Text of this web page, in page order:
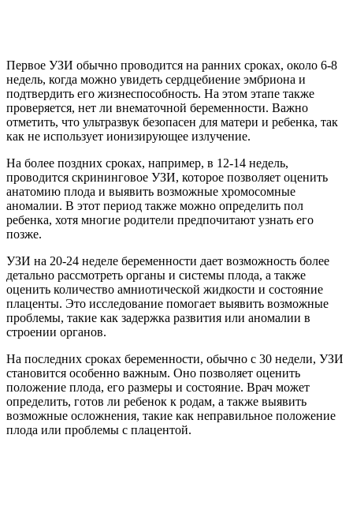
Первое УЗИ обычно проводится на ранних сроках, около 6-8
недель, когда можно увидеть сердцебиение эмбриона и
подтвердить его жизнеспособность. На этом этапе также
проверяется, нет ли внематочной беременности. Важно
отметить, что ультразвук безопасен для матери и ребенка, так
как не использует ионизирующее излучение.
На более поздних сроках, например, в 12-14 недель,
проводится скрининговое УЗИ, которое позволяет оценить
анатомию плода и выявить возможные хромосомные
аномалии. В этот период также можно определить пол
ребенка, хотя многие родители предпочитают узнать его
позже.
УЗИ на 20-24 неделе беременности дает возможность более
детально рассмотреть органы и системы плода, а также
оценить количество амниотической жидкости и состояние
плаценты. Это исследование помогает выявить возможные
проблемы, такие как задержка развития или аномалии в
строении органов.
На последних сроках беременности, обычно с 30 недели, УЗИ
становится особенно важным. Оно позволяет оценить
положение плода, его размеры и состояние. Врач может
определить, готов ли ребенок к родам, а также выявить
возможные осложнения, такие как неправильное положение
плода или проблемы с плацентой.